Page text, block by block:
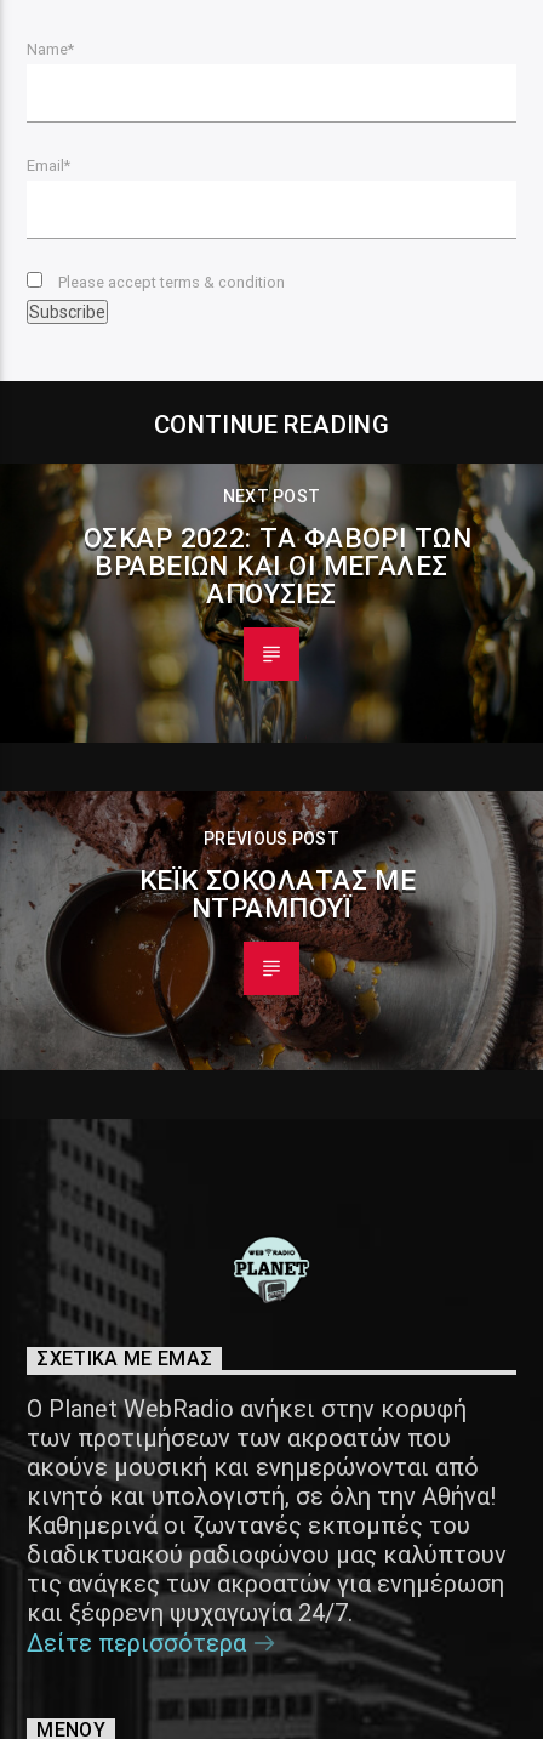
Name*
Email*
Please accept terms & condition
CONTINUE READING
NEXT POST
ΌΣΚΑΡ 2022: ΤΑ ΦΑΒΟΡΊ ΤΩΝ
ΒΡΑΒΕΊΩΝ ΚΑΙ ΟΙ ΜΕΓΆΛΕΣ
ΑΠΟΥΣΊΕΣ
PREVIOUS POST
ΚΈΙΚ ΣΟΚΟΛΆΤΑΣ ΜΕ
ΝΤΡΑΜΠΟΎΙ
ΣΧΕΤΙΚΑ ΜΕ ΕΜΑΣ
Ο Planet WebRadio ανήκει στην κορυφή
των προτιμήσεων των ακροατών που
ακούνε μουσική και ενημερώνονται από
κινητό και υπολογιστή, σε όλη την Αθήνα!
Καθημερινά οι ζωντανές εκπομπές του
διαδικτυακού ραδιοφώνου μας καλύπτουν
τις ανάγκες των ακροατών για ενημέρωση
και ξέφρενη ψυχαγωγία 24/7.
Δείτε περισσότερα
ΜΕΝΟΥ